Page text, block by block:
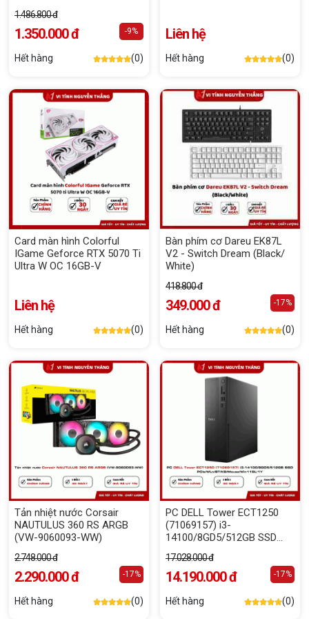
1.486.800 đ
1.350.000 đ -9%
Hết hàng (0)
Liên hệ
Hết hàng (0)
Card màn hình Colorful
IGame Geforce RTX 5070 Ti
Ultra W OC 16GB-V
Liên hệ
Hết hàng (0)
Bàn phím cơ Dareu EK87L
V2 - Switch Dream (Black/
White)
418.800 đ
349.000 đ -17%
Hết hàng (0)
Tản nhiệt nước Corsair
NAUTULUS 360 RS ARGB
(VW-9060093-WW)
2.748.000 đ
2.290.000 đ -17%
Hết hàng (0)
PC DELL Tower ECT1250
(71069157) i3-
14100/8GD5/512GB SSD
17.028.000 đ
14.190.000 đ -17%
Hết hàng (0)